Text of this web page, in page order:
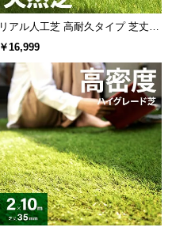
リアル人工芝 高耐久タイプ 芝丈35
mm 2×10m（自然な見た目を追
求・U字ピン付属）
￥16,999